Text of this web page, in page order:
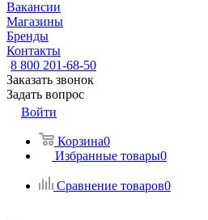
Вакансии
Магазины
Бренды
Контакты
8 800 201-68-50
Заказать звонок
Задать вопрос
Войти
Корзина0
Избранные товары0
Сравнение товаров0